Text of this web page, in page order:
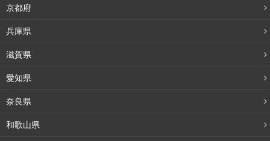
京都府
兵庫県
滋賀県
愛知県
奈良県
和歌山県